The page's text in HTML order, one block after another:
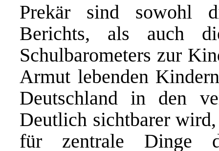
Prekär sind sowohl
Berichts, als auch
Schulbarometers zur
Armut lebenden
Deutschland in den
Deutlich sichtbarer
für zentrale Dinge